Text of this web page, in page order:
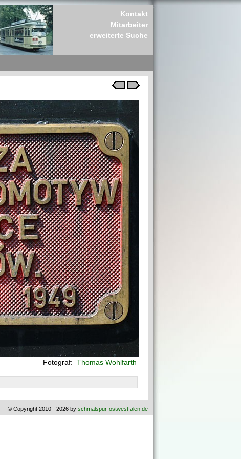
Kontakt
Mitarbeiter
erweiterte Suche
Fotograf: Thomas Wohlfarth
© Copyright 2010 - 2026 by schmalspur-ostwestfalen.de